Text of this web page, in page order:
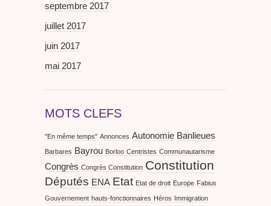
septembre 2017
juillet 2017
juin 2017
mai 2017
MOTS CLEFS
"En même temps" Annonces Autonomie Banlieues
Barbares Bayrou Borloo Centristes Communautarisme
Congrès Congrès Constitution Constitution
Députés ENA Etat Etat de droit Europe Fabius
Gouvernement hauts-fonctionnaires Héros Immigration